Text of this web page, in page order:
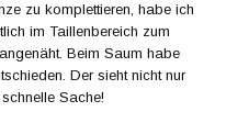
zu komplettieren, habe ich
im Taillenbereich zum
Beim Saum habe
Der sieht nicht nur
Sache!